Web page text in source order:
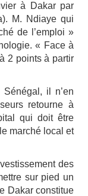
à Dakar par
M. Ndiaye qui
de l’emploi »
« Face à
2 points à partir
il n’en
retourne à
qui doit être
marché local et
des
sur pied un
Dakar constitue